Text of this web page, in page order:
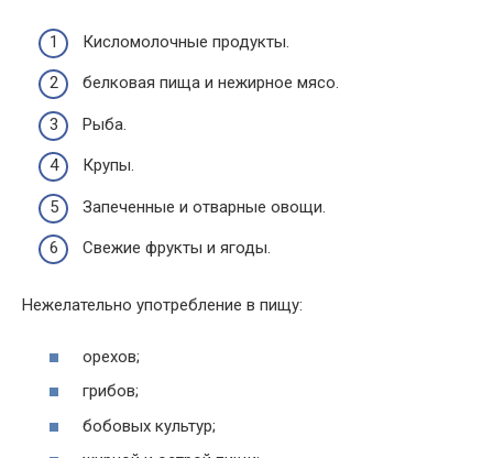
Кисломолочные продукты.
белковая пища и нежирное мясо.
Рыба.
Крупы.
Запеченные и отварные овощи.
Свежие фрукты и ягоды.
Нежелательно употребление в пищу:
орехов;
грибов;
бобовых культур;